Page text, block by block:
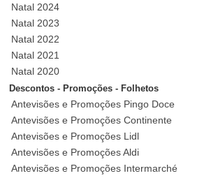
Natal 2024
Natal 2023
Natal 2022
Natal 2021
Natal 2020
Descontos - Promoções - Folhetos
Antevisões e Promoções Pingo Doce
Antevisões e Promoções Continente
Antevisões e Promoções Lidl
Antevisões e Promoções Aldi
Antevisões e Promoções Intermarché